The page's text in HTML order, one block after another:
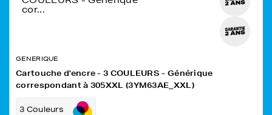
GENERIQUE
Cartouche d'encre - 3 COULEURS - Générique
correspondant à 305XXL (3YM63AE_XXL)
3 Couleurs